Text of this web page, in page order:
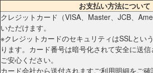
お支払い方法について
クレジットカード（VISA、Master、JCB、
いただけます。
※クレジットカードのセキュリティはSSLとい
ります。カード番号は暗号化されて安全に送
ご安心ください。
カード会社から送付されますご利用明細をご確